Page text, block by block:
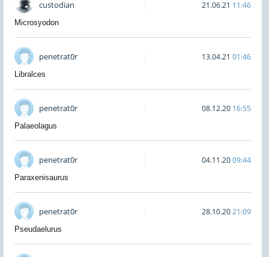
custodian 21.06.21 11:46
Microsyodon
penetrat0r 13.04.21 01:46
Libralces
penetrat0r 08.12.20 16:55
Palaeolagus
penetrat0r 04.11.2009:44
Paraxenisaurus
penetrat0r 28.10.2021:09
Pseudaelurus